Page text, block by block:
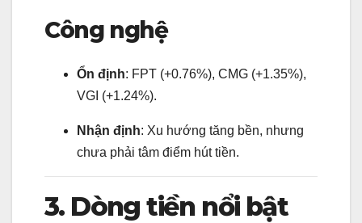
Công nghệ
Ổn định: FPT (+0.76%), CMG (+1.35%),
VGI (+1.24%).
Nhận định: Xu hướng tăng bền, nhưng
chưa phải tâm điểm hút tiền.
3. Dòng tiền nổi bật